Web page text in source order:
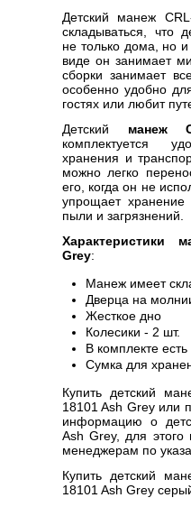
Детский манеж
складываться, что
не только дома, но
виде он занимает
сборки занимает
особенно удобно
гостях или любит
Детский манеж
комплектуется
хранения и
можно легко
его, когда он не
упрощает
пыли и загрязнений.
Характеристики
Grey:
Манеж имеет
Дверца на
Жесткое дно
Колесики - 2 шт.
В комплекте
Сумка для
Купить детский
18101 Ash Grey или
информацию о
Ash Grey, для этого
менеджерам по
Купить детский
18101 Ash Grey